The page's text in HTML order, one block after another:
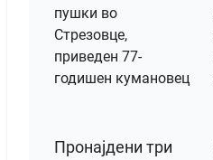
Пронајдени три